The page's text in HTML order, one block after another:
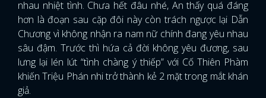
nhau nhiệt tình. Chưa hết đâu nhé, An thấy quá đáng
hơn là đoạn sau cặp đôi này còn trách ngược lại Dẫn
Chương vì không nhận ra nam nữ chính đang yêu nhau
sâu đậm. Trước thì hứa cả đời không yêu đương, sau
lưng lại lén lút “tình chàng ý thiếp” với Cố Thiên Phàm
khiến Triệu Phán nhi trở thành kẻ 2 mặt trong mắt khán
giả.